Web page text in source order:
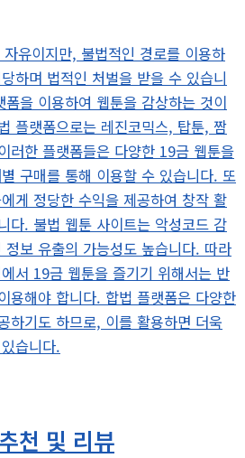
유이지만, 불법적인 경로를 이용하
하며 법적인 처벌을 받을 수 있습니
을 이용하여 웹툰을 감상하는 것이
플랫폼으로는 레진코믹스, 탑툰, 짬
러한 플랫폼들은 다양한 19금 웹툰을
구매를 통해 이용할 수 있습니다. 또
게 정당한 수익을 제공하여 창작 활
다. 불법 웹툰 사이트는 악성코드 감
보 유출의 가능성도 높습니다. 따라
서 19금 웹툰을 즐기기 위해서는 반
용해야 합니다. 합법 플랫폼은 다양한
하기도 하므로, 이를 활용하면 더욱
습니다.
천 및 리뷰